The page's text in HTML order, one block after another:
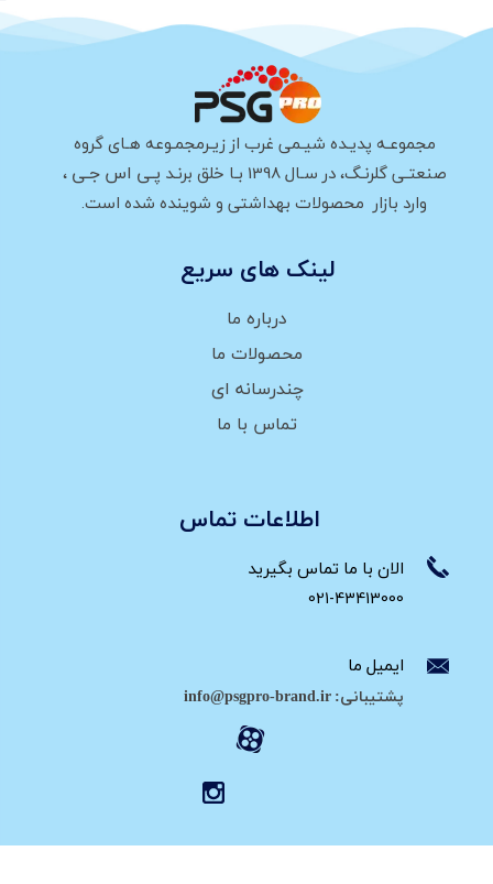
مجموعـه پدیـده شیـمی غرب از زیـرمجمـوعه هـای گروه
صنعتـی گلرنـگ، در سـال 1398 بـا خلق برنـد
پـی اس جـی،
وارد بازار محصولات بهداشتی و شوینده شده است.
درباره ما
محصولات ما
چندرسانه ای
تماس با ما
لینک های سریع
اطلاعات تماس
الان با ما تماس بگیرید
ایمیل ما
021-43413000
پشتیبانی: info@psgpro-brand.ir